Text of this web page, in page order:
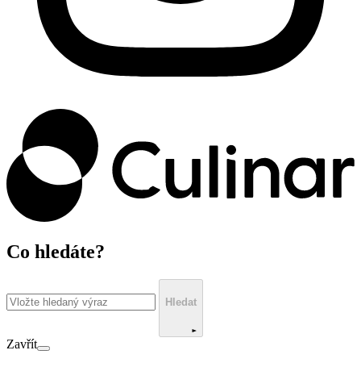
Co hledáte?​
Hledat
Zavřít​